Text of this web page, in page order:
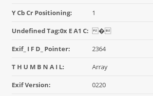
Y Cb Cr Positioning: 1
Undefined Tag:0x E A1 C: �
Exif_ I F D_ Pointer: 2364
T H U M B N A I L: Array
Exif Version: 0220